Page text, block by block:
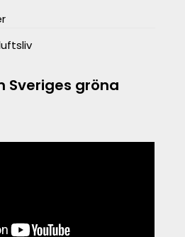
Sveriges gröna